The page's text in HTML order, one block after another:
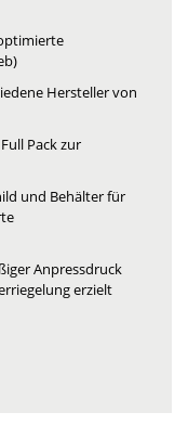
Hersteller von
Pack zur
und Behälter für
Anpressdruck
erzielt